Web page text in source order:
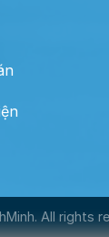
All rights